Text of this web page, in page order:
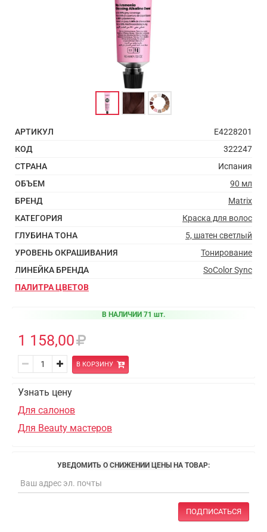
АРТИКУЛ
E4228201
КОД
322247
СТРАНА
Испания
ОБЪЕМ
90 мл
БРЕНД
Matrix
КАТЕГОРИЯ
Краска для волос
ГЛУБИНА ТОНА
5, шатен светлый
УРОВЕНЬ ОКРАШИВАНИЯ
Тонирование
ЛИНЕЙКА БРЕНДА
SoColor Sync
ПАЛИТРА ЦВЕТОВ
В НАЛИЧИИ 71 шт.
1 158,00
В КОРЗИНУ
Узнать цену
Для салонов
Для Beauty мастеров
УВЕДОМИТЬ О СНИЖЕНИИ ЦЕНЫ НА ТОВАР:
ПОДПИСАТЬСЯ